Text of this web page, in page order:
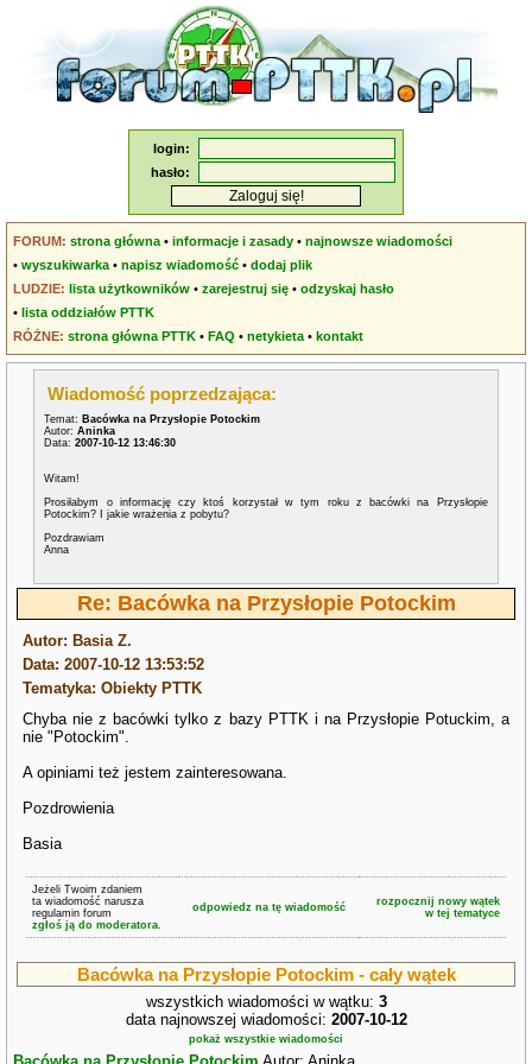
login:
hasło:
FORUM: strona główna •informacje i zasady •najnowsze wiadomości
•wyszukiwarka •napisz wiadomość •dodaj plik
LUDZIE: lista użytkowników •zarejestruj się •odzyskaj hasło
•lista oddziałów PTTK
RÓŻNE: strona główna PTTK •FAQ •netykieta •kontakt
Wiadomość poprzedzająca:
Temat: Bacówka na Przysłopie Potockim
Autor:Aninka
Data:2007-10-12 13:46:30
Witam!
Prosiłabym o informację czy ktoś korzystał w tym roku z bacówki na Przysłopie
Potockim? I jakie wrażenia z pobytu?
Pozdrawiam
Anna
Re: Bacówka na Przysłopie Potockim
Autor: Basia Z.
Data: 2007-10-12 13:53:52
Tematyka: Obiekty PTTK
Chyba nie z bacówki tylko z bazy PTTK i na Przysłopie Potuckim, a
nie "Potockim".
A opiniami też jestem zainteresowana.
Pozdrowienia
Basia
Jeżeli Twoim zdaniem
ta wiadomość narusza
regulamin forum
zgłoś ją do moderatora.
odpowiedz na tę wiadomość
rozpocznij nowy wątek
w tej tematyce
Bacówka na Przysłopie Potockim - cały wątek
wszystkich wiadomości w wątku: 3
data najnowszej wiadomości: 2007-10-12
pokaż wszystkie wiadomości